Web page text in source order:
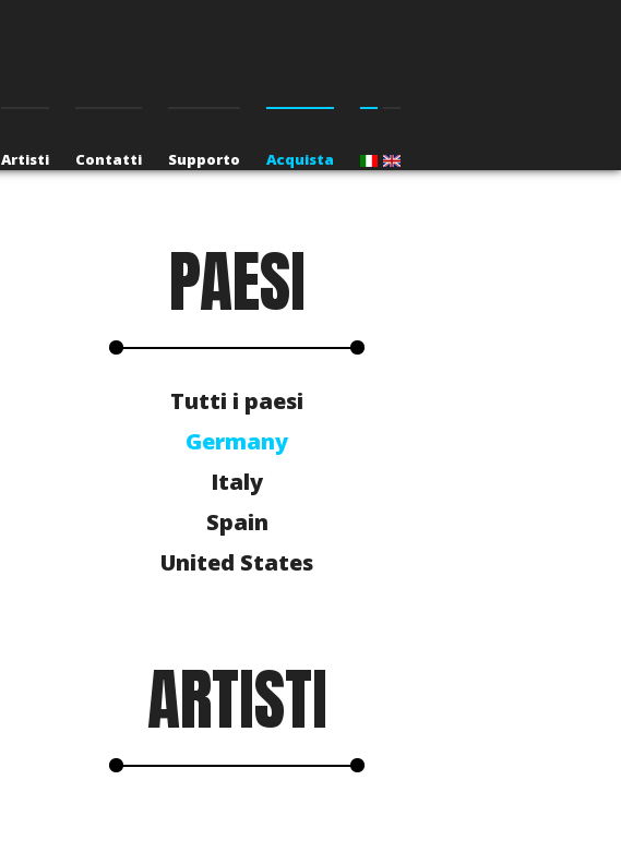
Artisti Contatti Supporto Acquista
PAESI
Tutti i paesi
Germany
Italy
Spain
United States
ARTISTI